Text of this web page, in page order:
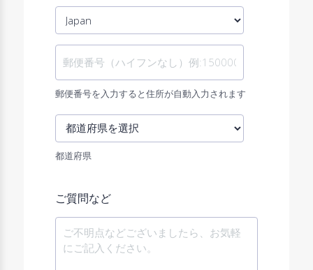
郵便番号を入力すると住所が自動入力されます
都道府県
ご質問など